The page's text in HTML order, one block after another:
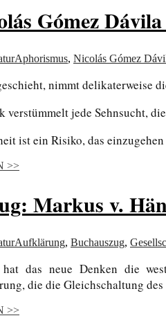
Gómez
Aphorismus, Nicolás Gómez
nimmt delikaterweise
verstümmelt jede Sehnsucht,
ist ein Risiko, das
>>
Markus v.
Aufklärung, Buchauszug,
hat das neue Denken die
die die Gleichschaltung
>>